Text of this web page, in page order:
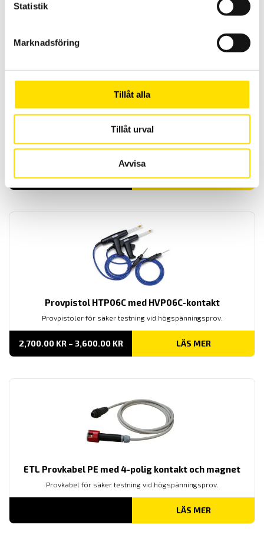
Statistik
Marknadsföring
Tillåt alla
Tillåt urval
Avvisa
ETL Provkabel PE med 7-polig kontakt och magnet
Provpistoler för säker testning vid högspänningsprov.
LÄS MER
Provpistol HTP06C med HVP06C-kontakt
Provpistoler för säker testning vid högspänningsprov.
2,700.00 KR – 3,600.00 KRPRISINTERVALL:
TILL
LÄS MER
ETL Provkabel PE med 4-polig kontakt och magnet
Provkabel för säker testning vid högspänningsprov.
LÄS MER